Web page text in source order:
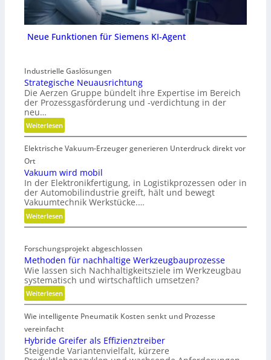
Neue Funktionen für Siemens KI-Agent
Industrielle Gaslösungen
Strategische Neuausrichtung
Die Aerzen Gruppe bündelt ihre Expertise im Bereich
der Prozessgasförderung und -verdichtung in der
neu…
Weiterlesen:
S
t
a
t
e
g
i
s
h
e
N
e
u
u
s
r
i
Elektrische Vakuum-Erzeuger generieren Unterdruck direkt vor
Ort
Vakuum wird mobil
In der Elektronikfertigung, in Logistikprozessen oder in
der Automobilindustrie greift, hält und bewegt
Vakuumtechnik Werkstücke.…
Weiterlesen:
V
k
u
u
m
w
i
r
d
m
o
Forschungsprojekt abgeschlossen
Methoden für nachhaltige Werkzeugbauprozesse
Wie lassen sich Nachhaltigkeitsziele im Werkzeugbau
systematisch und wirtschaftlich umsetzen?
Weiterlesen:
M
e
t
h
o
Wie intelligente Pneumatik Kosten senkt und Prozesse
vereinfacht
Hybride Greifer als Effizienztreiber
Steigende Variantenvielfalt, kürzere